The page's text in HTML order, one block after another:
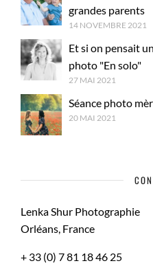
grandes parents
14 NOVEMBRE 2021
Et si on pensait
photo "En solo"
27 MAI 2021
Séance photo
20 MAI 2021
Lenka Shur Photographie
Orléans, France
+ 33 (0) 7 81 18 46 25